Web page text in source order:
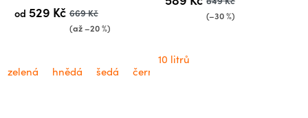
od 529 Kč 669 Kč
(až –20 %)
zelená hnědá šedá černá
(–30 %)
10 litrů